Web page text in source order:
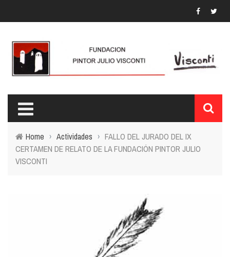
Home › Actividades › FALLO DEL JURADO DEL IX
CERTAMEN DE RELATO DE LA FUNDACIÓN PINTOR JULIO
VISCONTI